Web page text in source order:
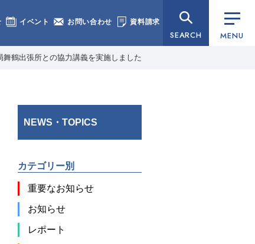
イベント お問い合わせ 資料請求
SEARCH MENU
舞鶴出張所との協力講義を実施しました
NEWS・TOPICS
カテゴリー別
重要なお知らせ
お知らせ
レポート